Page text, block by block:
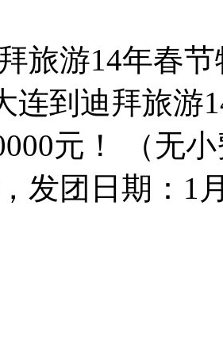
旅游14年春
连到迪拜旅游
元！ （无
发团日期：1